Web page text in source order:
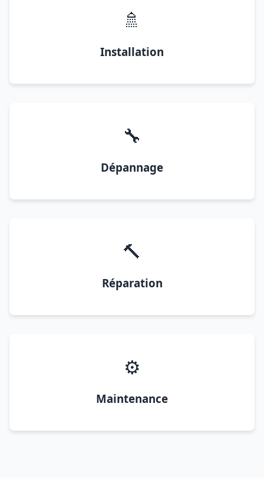
🚿
Installation
🔧
Dépannage
🔨
Réparation
⚙️
Maintenance